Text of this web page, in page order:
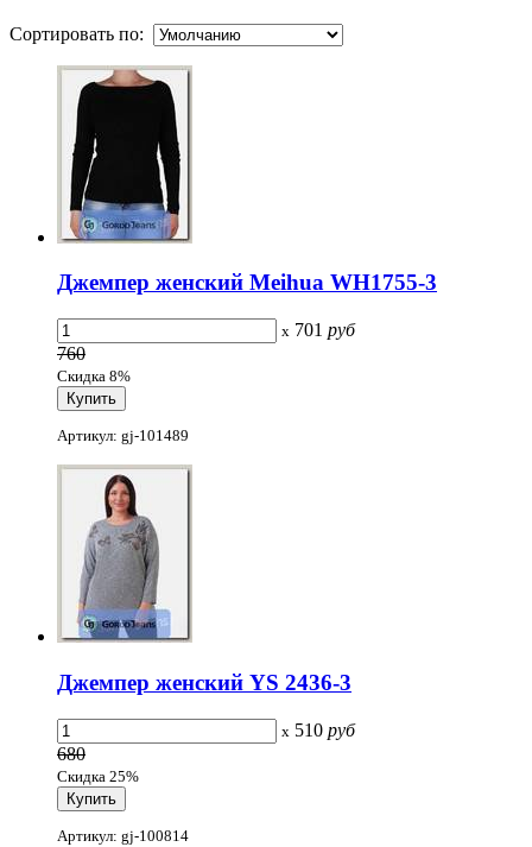
Сортировать по:
Джемпер женский Meihua WH1755-3
x 701 руб
760
Скидка 8%
Артикул: gj-101489
Джемпер женский YS 2436-3
x 510 руб
680
Скидка 25%
Артикул: gj-100814